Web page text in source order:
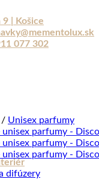
9 | Košice
077 302
difúzery
/ Unisex parfumy